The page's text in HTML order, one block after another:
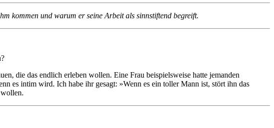
kommen und warum er seine Arbeit als sinnstiftend begreift.
die das endlich erleben wollen. Eine Frau beispielsweise hatte jemanden
es intim wird. Ich habe ihr gesagt: »Wenn es ein toller Mann ist, stört ihn das